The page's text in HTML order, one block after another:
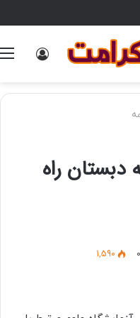
راه
0
1,590